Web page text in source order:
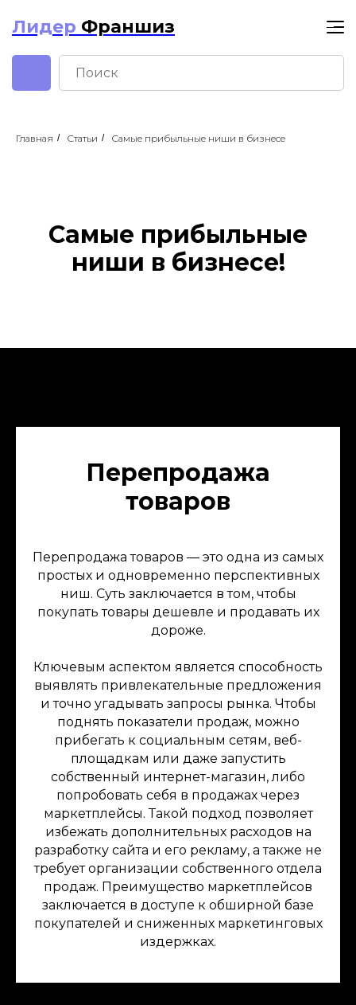
Лидер Франшиз
Главная / Статьи / Самые прибыльные ниши в бизнесе
Самые прибыльные
ниши в бизнесе!
Перепродажа
товаров
Перепродажа товаров — это одна из самых
простых и одновременно перспективных
ниш. Суть заключается в том, чтобы
покупать товары дешевле и продавать их
дороже.
Ключевым аспектом является способность
выявлять привлекательные предложения
и точно угадывать запросы рынка. Чтобы
поднять показатели продаж, можно
прибегать к социальным сетям, веб-
площадкам или даже запустить
собственный интернет-магазин, либо
попробовать себя в продажах через
маркетплейсы. Такой подход позволяет
избежать дополнительных расходов на
разработку сайта и его рекламу, а также не
требует организации собственного отдела
продаж. Преимущество маркетплейсов
заключается в доступе к обширной базе
покупателей и сниженных маркетинговых
издержках.